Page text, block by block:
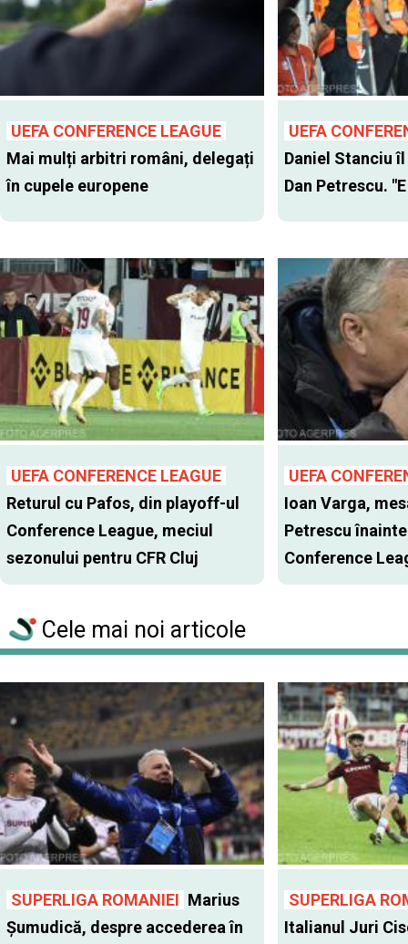
UEFA CONFERENCE LEAGUE
Mai mulți arbitri români, delegați
în cupele europene
UEFA
Daniel Stanciu
Dan Petrescu.
UEFA CONFERENCE LEAGUE
Returul cu Pafos, din playoff-ul
Conference League, meciul
sezonului pentru CFR Cluj
UEFA
Ioan Varga,
Petrescu
Conference
Cele mai noi articole
SUPERLIGA ROMANIEI Marius
Șumudică, despre accederea în
SUPERLIGA
Italianul Juri